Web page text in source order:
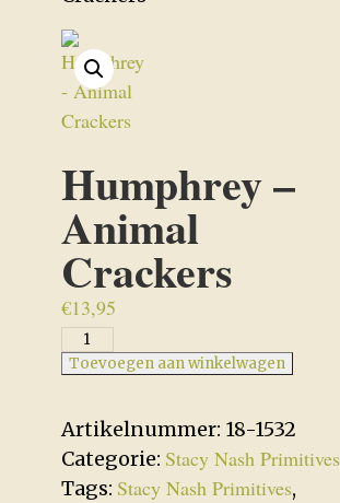
Humphrey –
Animal
Crackers
€13,95
Humphrey
-
Crackers
aantal
Toevoegen aan winkelwagen
Artikelnummer: 18-1532
Categorie: Stacy Nash Primitives
Tags: Stacy Nash Primitives,